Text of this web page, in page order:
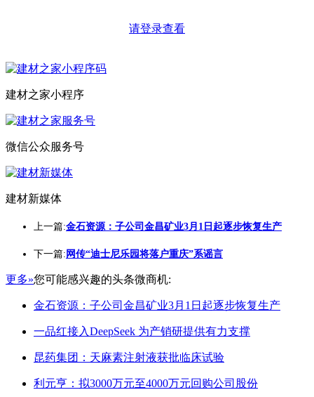
请登录查看
建材之家小程序
微信公众服务号
建材新媒体
上一篇:金石资源：子公司金昌矿业3月1日起逐步恢复生产
下一篇: 网传“迪士尼乐园将落户重庆”系谣言
更多»您可能感兴趣的头条微商机:
金石资源：子公司金昌矿业3月1日起逐步恢复生产
一品红接入DeepSeek 为产销研提供有力支撑
昆药集团：天麻素注射液获批临床试验
利元亨：拟3000万元至4000万元回购公司股份